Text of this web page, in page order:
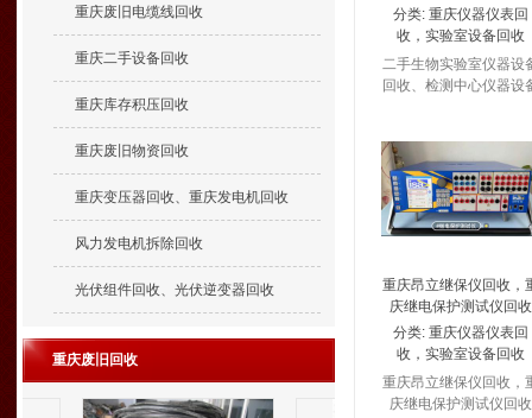
重庆废旧电缆线回收
重庆二手设备回收
重庆库存积压回收
重庆废旧物资回收
重庆变压器回收、重庆发电机回收
风力发电机拆除回收
光伏组件回收、光伏逆变器回收
重庆废旧回收
回收
分类: 重庆仪器仪表回
收，实验室设备回收
二手生物实验室仪器设
回收、检测中心仪器设
重庆昂立继保仪回收，
庆继电保护测试仪回收
分类: 重庆仪器仪表回
收，实验室设备回收
重庆昂立继保仪回收，
庆继电保护测试仪回收